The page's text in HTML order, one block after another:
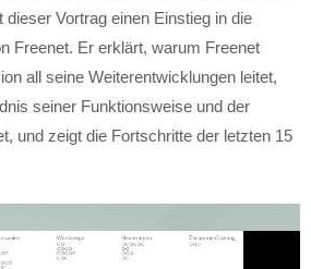
Vortrag einen Einstieg in die
Freenet. Er erklärt, warum Freenet
all seine Weiterentwicklungen leitet,
seiner Funktionsweise und der
und zeigt die Fortschritte der letzten 15